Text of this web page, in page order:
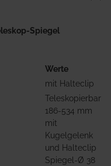
Spiegel
Werte
mit Halteclip
Teleskopierbar
186-534 mm
mit
Kugelgelenk
und Halteclip
Spiegel-Ø 38